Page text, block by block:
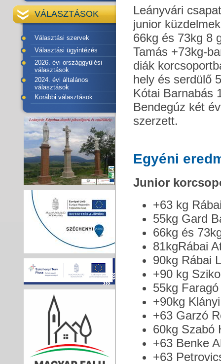
VÁLASZTÁSOK
Választási szervek
Választási ügyintézés
2026. évi országgyűlési
választások
2024. évi általános
választások
Korábbi választások
Leányvári
junior
66kg és 73kg 8
Tamás +73kg-
diák
hely és serdülő
Kótai Barnabás
Bendegúz két
szerzett.
Egyéni
Junior
+63 kg
55kg Gard
66kg és
81kgRábai
90kg Rábai
+90 kg
55kg
+90kg
+63 Garzó
60kg Szabó
+63 Benke
+63